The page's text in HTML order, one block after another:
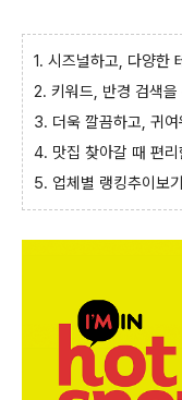
1. 시즈널하고, 다양한
2. 키워드, 반경 검색
3. 더욱 깔끔하고, 귀
4. 맛집 찾아갈 때 편
5. 업체별 랭킹추이보